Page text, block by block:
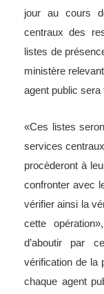
jour au cours
centraux des
listes de
ministère
agent public sera
«Ces listes
services
procèderont à
confronter avec
vérifier ainsi la
cette
d’aboutir par
vérification de la
chaque agent